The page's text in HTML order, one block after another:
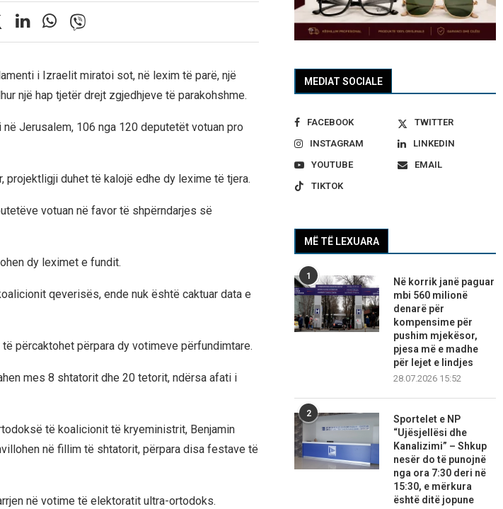
i Izraelit miratoi sot, në lexim të parë, një
një hap tjetër drejt zgjedhjeve të parakohshme.
Jerusalem, 106 nga 120 deputetët votuan pro
projektligji duhet të kalojë edhe dy lexime të tjera.
votuan në favor të shpërndarjes së
dy leximet e fundit.
qeverisës, ende nuk është caktuar data e
përcaktohet përpara dy votimeve përfundimtare.
mes 8 shtatorit dhe 20 tetorit, ndërsa afati i
të koalicionit të kryeministrit, Benjamin
në fillim të shtatorit, përpara disa festave të
në votime të elektoratit ultra-ortodoks.
MEDIAT SOCIALE
FACEBOOK
TWITTER
INSTAGRAM
LINKEDIN
YOUTUBE
EMAIL
TIKTOK
MË TË LEXUARA
1
Në korrik janë paguar
mbi 560 milionë
denarë për
kompensime për
pushim mjekësor,
pjesa më e madhe
për lejet e lindjes
28.07.2026 15:52
2
Sportelet e NP
“Ujësjellësi dhe
Kanalizimi” – Shkup
nesër do të punojnë
nga ora 7:30 deri në
15:30, e mërkura
është ditë jopune